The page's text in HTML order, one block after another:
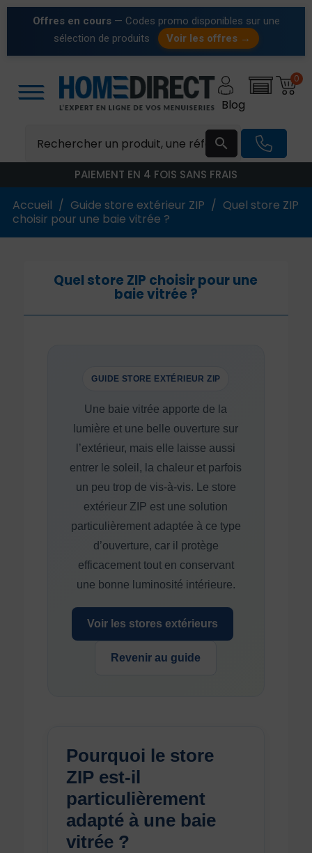
Offres en cours — Codes promo disponibles sur une
sélection de produits
Voir les offres →

0
Blog
PAIEMENT EN 4 FOIS SANS FRAIS
Accueil Guide store extérieur ZIP
Quel store ZIP
choisir pour une baie vitrée ?
Quel store ZIP choisir pour une
baie vitrée ?
GUIDE STORE EXTÉRIEUR ZIP
Une baie vitrée apporte de la
lumière et une belle ouverture sur
l’extérieur, mais elle laisse aussi
entrer le soleil, la chaleur et parfois
un peu trop de vis-à-vis. Le store
extérieur ZIP est une solution
particulièrement adaptée à ce type
d’ouverture, car il protège
efficacement tout en conservant
une bonne luminosité intérieure.
Voir les stores extérieurs
Revenir au guide
Pourquoi le store
ZIP est-il
particulièrement
adapté à une baie
vitrée ?